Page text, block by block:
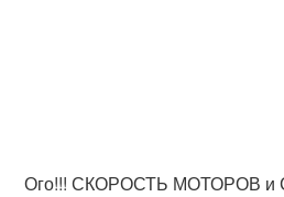
Ого!!! СКОРОСТЬ МОТОРОВ и